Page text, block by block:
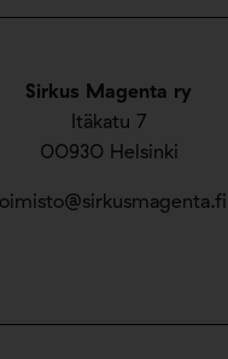
Sirkus Magenta ry
Itäkatu 7
00930 Helsinki